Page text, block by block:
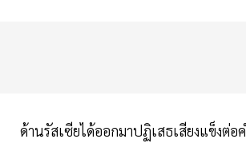
ด้านรัสเซียได้ออกมาปฏิเสธเสียงแข็งต่อ